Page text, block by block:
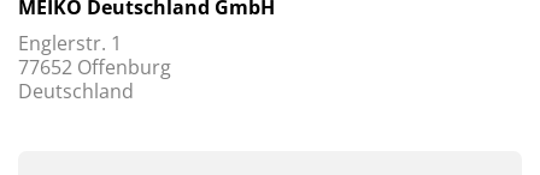
MEIKO Deutschland GmbH
Englerstr. 1
77652 Offenburg
Deutschland